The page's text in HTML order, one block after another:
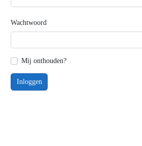
Wachtwoord
Mij onthouden?
Inloggen